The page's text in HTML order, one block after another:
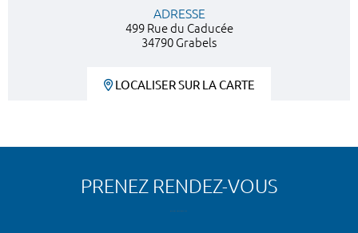
ADRESSE
499 Rue du Caducée
34790 Grabels
LOCALISER SUR LA CARTE
PRENEZ RENDEZ-VOUS